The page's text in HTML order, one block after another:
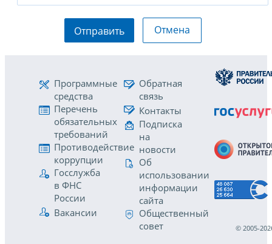
Отправить Отмена
Программные
средства
Перечень
обязательных
требований
Противодействие
коррупции
Госслужба
в ФНС
России
Вакансии
Обратная
связь
Контакты
Подписка
на
новости
Об
использовании
информации
сайта
Общественный
совет
© 2005-